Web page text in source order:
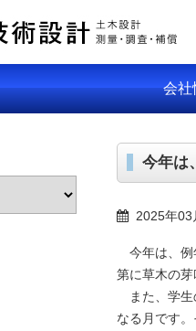
会社
今年は
2025年03
今年は、例
第に草木の
また、学生
なる月です